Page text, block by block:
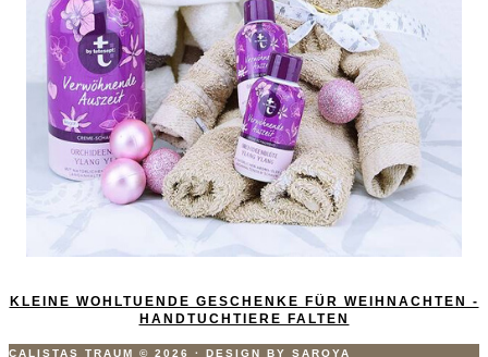
KLEINE WOHLTUENDE GESCHENKE FÜR WEIHNACHTEN -
HANDTUCHTIERE FALTEN
CALISTAS TRAUM © 2026 · DESIGN BY SAROYA